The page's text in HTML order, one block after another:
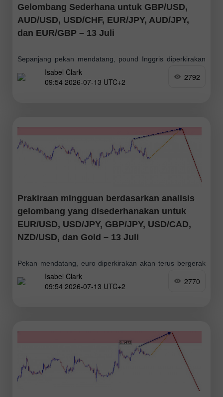
Gelombang Sederhana untuk GBP/USD,
AUD/USD, USD/CHF, EUR/JPY, AUD/JPY,
dan EUR/GBP – 13 Juli
Sepanjang pekan mendatang, pound Inggris diperkirakan
akan tetap bergerak dalam kisaran perdagangan sideways
secara keseluruhan. Dalam beberapa hari pertama,
Isabel Clark
09:54 2026-07-13 UTC+2
2792
Prakiraan mingguan berdasarkan analisis
gelombang yang disederhanakan untuk
EUR/USD, USD/JPY, GBP/JPY, USD/CAD,
NZD/USD, dan Gold – 13 Juli
Pekan mendatang, euro diperkirakan akan terus bergerak
dalam pola harga yang cenderung sideways secara
keseluruhan. Dalam beberapa hari pertama, pergerakan
Isabel Clark
09:54 2026-07-13 UTC+2
2770